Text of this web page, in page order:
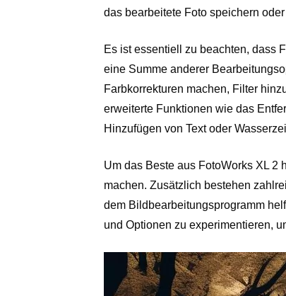
das bearbeitete Foto speichern
Es ist essentiell zu beachten, dass
eine Summe anderer
Farbkorrekturen machen, Filter
erweiterte Funktionen wie das
Hinzufügen von Text oder
Um das Beste aus FotoWorks XL 2
machen. Zusätzlich bestehen
dem Bildbearbeitungsprogramm
und Optionen zu experimentieren,